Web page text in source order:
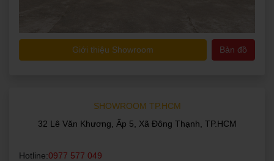
Giới thiệu Showroom Bản đồ
SHOWROOM TP.HCM
32 Lê Văn Khương, Ấp 5, Xã Đông Thạnh, TP.HCM
Hotline:0977 577 049